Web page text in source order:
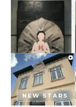
NEW STARS